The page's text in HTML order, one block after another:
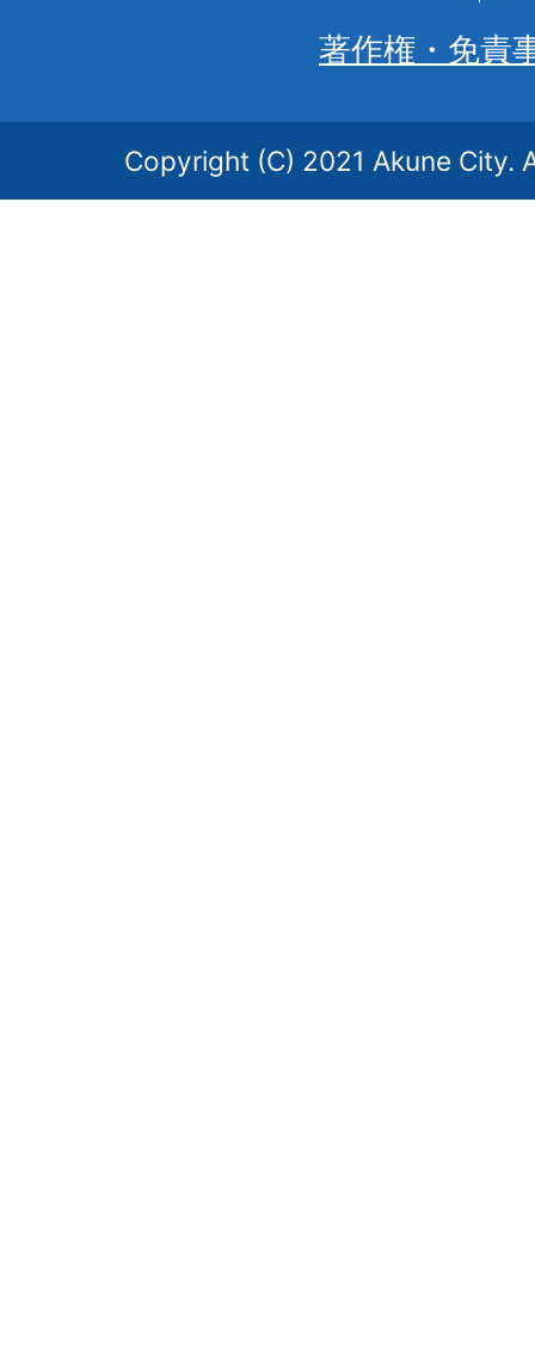
著作権・免責
Copyright (C) 2021 Akune City.